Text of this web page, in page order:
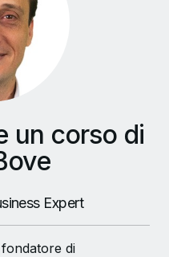
un corso di
Expert
di